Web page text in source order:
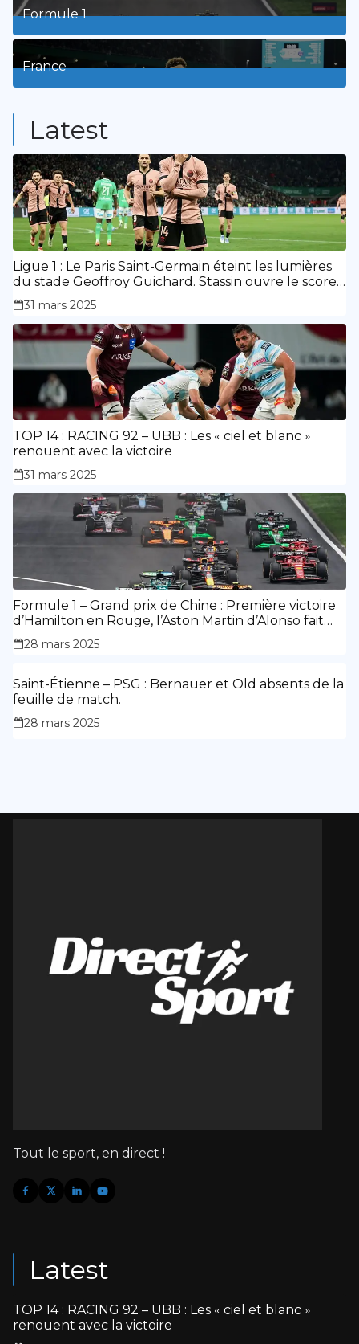
Formule 1
3Posts
France
Latest
Ligue 1 : Le Paris Saint-Germain éteint les lumières
du stade Geoffroy Guichard. Stassin ouvre le score,
doublé de Doué.
31 mars 2025
TOP 14 : RACING 92 – UBB : Les « ciel et blanc »
renouent avec la victoire
31 mars 2025
Formule 1 – Grand prix de Chine : Première victoire
d’Hamilton en Rouge, l’Aston Martin d’Alonso fait
des siennes.
28 mars 2025
Saint-Étienne – PSG : Bernauer et Old absents de la
feuille de match.
28 mars 2025
Tout le sport, en direct !
Latest
TOP 14 : RACING 92 – UBB : Les « ciel et blanc »
renouent avec la victoire